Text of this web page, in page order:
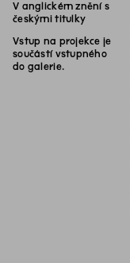
V anglickém znění s
českými titulky
Vstup na projekce je
součástí vstupného
do galerie.